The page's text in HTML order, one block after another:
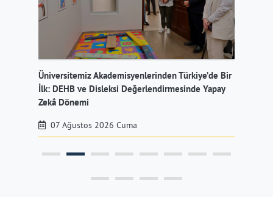
Üniversitemiz Akademisyenlerinden Türkiye’de Bir
İlk: DEHB ve Disleksi Değerlendirmesinde Yapay
Zekâ Dönemi
07 Ağustos 2026 Cuma